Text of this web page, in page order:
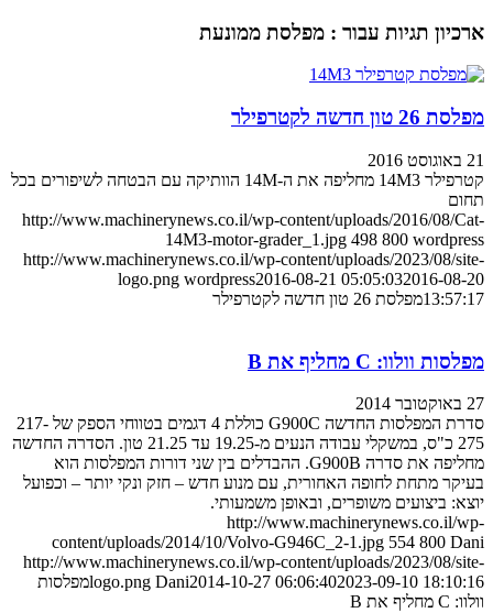
ארכיון תגיות עבור : מפלסת ממונעת
מפלסת 26 טון חדשה לקטרפילר
21 באוגוסט 2016
קטרפילר 14M3 מחליפה את ה-14M הוותיקה עם הבטחה לשיפורים בכל
תחום
http://www.machinerynews.co.il/wp-content/uploads/2016/08/Cat-
14M3-motor-grader_1.jpg 498 800 wordpress
http://www.machinerynews.co.il/wp-content/uploads/2023/08/site-
logo.png wordpress2016-08-21 05:05:032016-08-20
13:57:17מפלסת 26 טון חדשה לקטרפילר
מפלסות וולוו: C מחליף את B
27 באוקטובר 2014
סדרת המפלסות החדשה G900C כוללת 4 דגמים בטווחי הספק של 217-
275 כ"ס, במשקלי עבודה הנעים מ-19.25 עד 21.25 טון. הסדרה החדשה
מחליפה את סדרה G900B. ההבדלים בין שני דורות המפלסות הוא
בעיקר מתחת לחופה האחורית, עם מנוע חדש – חזק ונקי יותר – וכפועל
יוצא: ביצועים משופרים, ובאופן משמעותי.
http://www.machinerynews.co.il/wp-
content/uploads/2014/10/Volvo-G946C_2-1.jpg 554 800 Dani
http://www.machinerynews.co.il/wp-content/uploads/2023/08/site-
logo.png Dani2014-10-27 06:06:402023-09-10 18:10:16
מפלסות
וולוו: C מחליף את B